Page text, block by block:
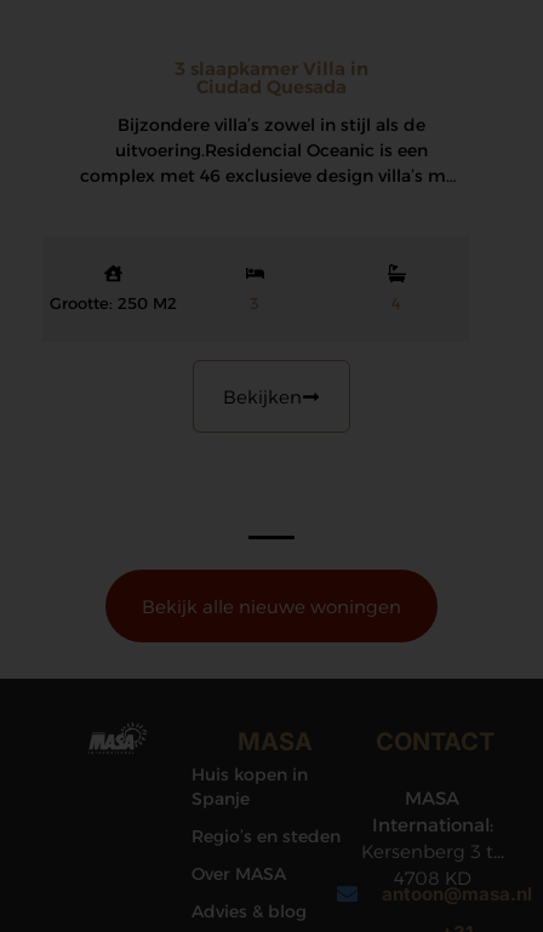
3 slaapkamer Villa in
Ciudad Quesada
Bijzondere villa’s zowel in stijl als de
uitvoering. Residencial Oceanic is een
complex met 46 exclusieve design villa’s met
Grootte: 250 M2 3 4
Bekijken
Bekijk alle nieuwe woningen
MASA
Huis kopen in
Spanje
Regio’s en steden
Over MASA
Advies & blog
CONTACT
MASA
International:
Kersenberg 3 te
4708 KD
Roosendaal
antoon@masa.nl